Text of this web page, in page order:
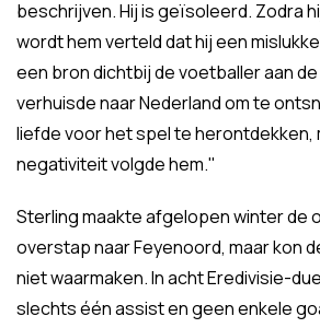
beschrijven. Hij is geïsoleerd. Zodra
wordt hem verteld dat hij een
een bron dichtbij de voetballer aan de
verhuisde naar Nederland om te
liefde voor het spel te herontdekken,
negativiteit volgde hem."
Sterling maakte afgelopen winter de
overstap naar Feyenoord, maar kon
niet waarmaken. In acht Eredivisie-
slechts één assist en geen enkele